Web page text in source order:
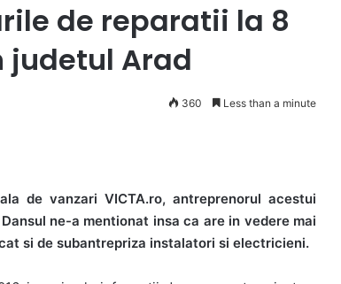
de reparatii la 8
judetul Arad
360 Less than a minute
de vanzari VICTA.ro, antreprenorul acestui
ne-a mentionat insa ca are in vedere mai
si de subantrepriza instalatori si electricieni.